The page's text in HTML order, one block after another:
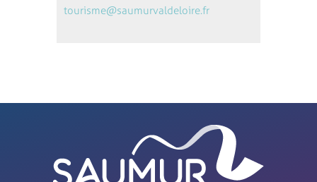
tourisme@saumurvaldeloire.fr